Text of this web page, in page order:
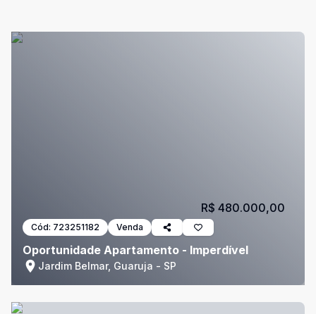
Cód: 723251182 Venda
Oportunidade Apartamento - Imperdível
Jardim Belmar, Guaruja - SP
R$ 480.000,00